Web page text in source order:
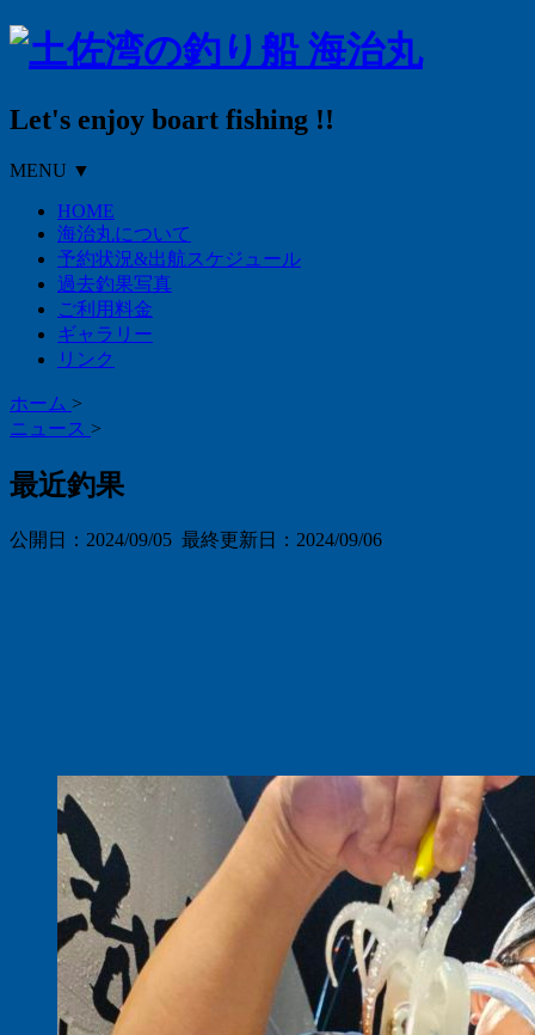
Let's enjoy boart fishing !!
MENU ▼
HOME
海治丸について
予約状況&出航スケジュール
過去釣果写真
ご利用料金
ギャラリー
リンク
ホーム >
ニュース >
最近釣果
公開日： 2024/09/05 最終更新日：2024/09/06